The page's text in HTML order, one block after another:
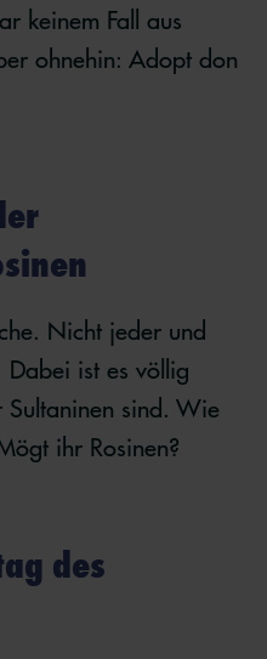
keinem Fall aus
ohnehin: Adopt don
Nicht jeder und
Dabei ist es völlig
sind. Wie
ihr Rosinen?
des